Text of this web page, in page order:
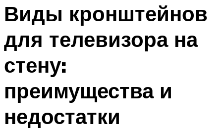
Виды кронштейнов
для телевизора на
стену:
преимущества и
недостатки